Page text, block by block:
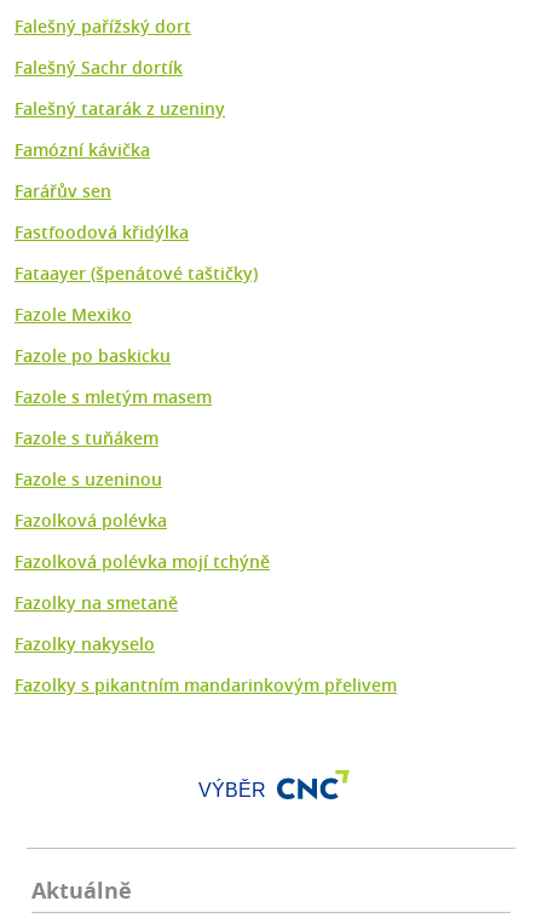
Falešný pařížský dort
Falešný Sachr dortík
Falešný tatarák z uzeniny
Famózní kávička
Farářův sen
Fastfoodová křidýlka
Fataayer (špenátové taštičky)
Fazole Mexiko
Fazole po baskicku
Fazole s mletým masem
Fazole s tuňákem
Fazole s uzeninou
Fazolková polévka
Fazolková polévka mojí tchýně
Fazolky na smetaně
Fazolky nakyselo
Fazolky s pikantním mandarinkovým přelivem
VÝBĚR
Aktuálně